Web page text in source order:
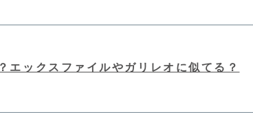
エックスファイルやガリレオに似てる？